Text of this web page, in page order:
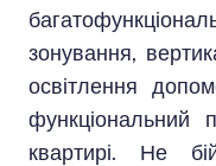
зонування,
освітлення
функціональний
квартирі. Не